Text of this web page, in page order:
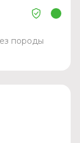
породы